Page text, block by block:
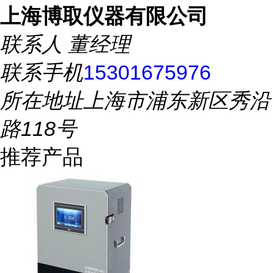
上海博取仪器有限公司
联系人 董经理
联系手机15301675976
所在地址上海市浦东新区秀沿
路118号
推荐产品